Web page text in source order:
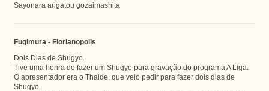
Sayonara arigatou gozaimashita
Fugimura - Florianopolis
Dois Dias de Shugyo.
Tive uma honra de fazer um Shugyo para gravação do programa A Liga.
O apresentador era o Thaide, que veio pedir para fazer dois dias de
Shugyo.